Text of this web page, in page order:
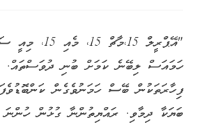
"އޭޕްރީލް 15،މާޗް
ހަމައަސް ލިބޭނެ ކަމަށް ބުނި
ފިހާރަތަކުން ބޭސް ހަމަނުވެގެން
ބަޔަކާ ދިމާވި. ރައްޔިތުންނާ ގުޅުން ހުންނަ